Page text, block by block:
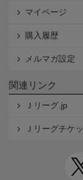
マイページ
購入履歴
メルマガ設定
関連リンク
Ｊリーグ.jp
Ｊリーグチケ